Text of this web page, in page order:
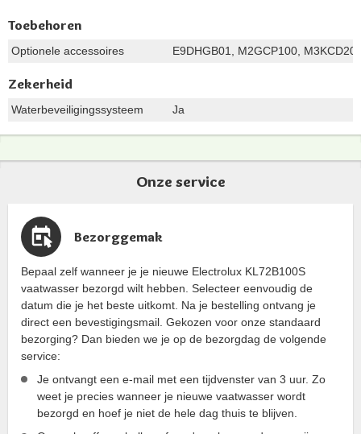
Toebehoren
Optionele accessoires E9DHGB01, M2GCP100,
Zekerheid
Waterbeveiligingssysteem Ja
Onze service
Bezorggemak
Bepaal zelf wanneer je je nieuwe Electrolux KL72B100S
vaatwasser bezorgd wilt hebben. Selecteer eenvoudig de
datum die je het beste uitkomt. Na je bestelling ontvang je
direct een bevestigingsmail. Gekozen voor onze standaard
bezorging? Dan bieden we je op de bezorgdag de volgende
service:
Je ontvangt een e-mail met een tijdvenster van 3 uur. Zo
weet je precies wanneer je nieuwe vaatwasser wordt
bezorgd en hoef je niet de hele dag thuis te blijven.